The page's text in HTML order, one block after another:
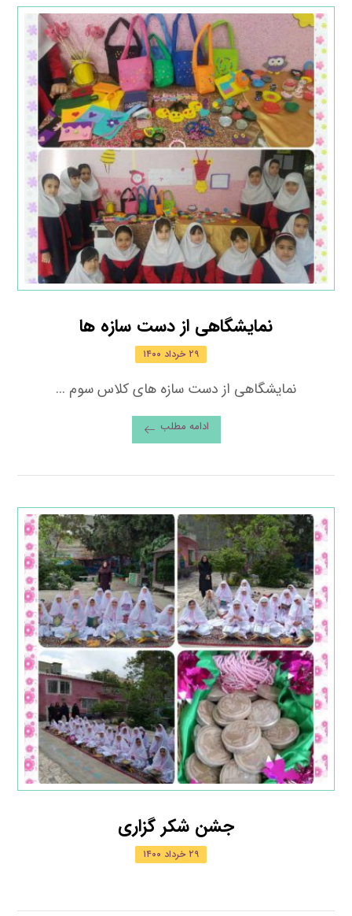
نمایشگاهی از دست سازه ها
۲۹ خرداد ۱۴۰۰
نمایشگاهی از دست سازه های کلاس سوم ...
ادامه مطلب
جشن شکر گزاری
۲۹ خرداد ۱۴۰۰